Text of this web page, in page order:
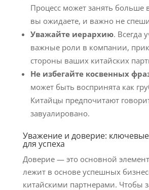
Процесс может занять больше
вы ожидаете, и важно не
Уважайте иерархию. Всегда
важные роли в компании,
стороны ваших китайских
Не избегайте косвенных
может быть воспринята как
Китайцы предпочитают
завуалировано.
Уважение и доверие:
для успеха
Доверие — это основной
лежит в основе успешных
китайскими партнерами. Чтобы